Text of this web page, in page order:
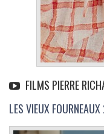
FILMS PIERRE
LES VIEUX